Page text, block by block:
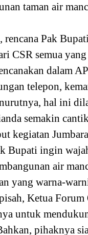
taman air
, rencana Pak
CSR semua
dalam
telepon,
hal ini
semakin
kegiatan
Bupati ingin
air
yang warna-
Ketua Forum
untuk
pihaknya